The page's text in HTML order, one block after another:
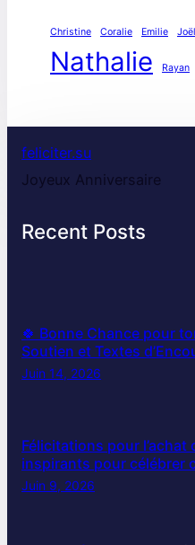
Christine Coralie Emilie
Nathalie Rayan
feliciter.su
Joyeux Anniversaire
Recent Posts
🍀 Bonne Chance pour
Soutien et Textes
Juin 14, 2026
Félicitations pour l’achat
inspirants pour célébrer
Juin 9, 2026